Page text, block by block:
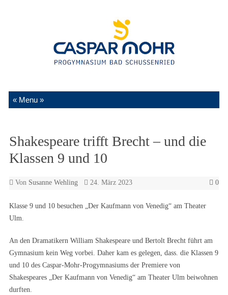
Zum Inhalt springen
Shakespeare trifft Brecht – und die
Klassen 9 und 10
Von Susanne Wehling 24. März 2023 0
Klasse 9 und 10 besuchen „Der Kaufmann von Venedig“ am Theater
Ulm.
An den Dramatikern William Shakespeare und Bertolt Brecht führt am
Gymnasium kein Weg vorbei. Daher kam es gelegen, dass. die Klassen 9
und 10 des Caspar-Mohr-Progymnasiums der Premiere von
Shakespeares „Der Kaufmann von Venedig“ am Theater Ulm beiwohnen
durften.